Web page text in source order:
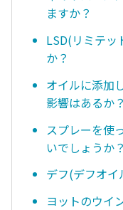
ますか？
LSD(リミテッ
か？
オイルに添加
影響はあるか？
スプレーを使
いでしょうか？
デフ(デフオイ
ヨットのウイ